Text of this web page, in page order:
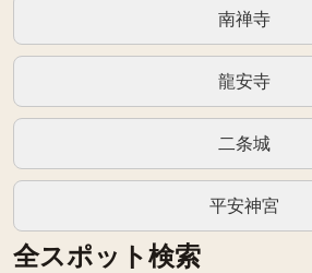
南禅寺
龍安寺
二条城
平安神宮
全スポット検索